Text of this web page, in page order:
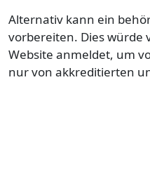
Alternativ kann ein
vorbereiten. Dies würde
Website anmeldet, um
nur von akkreditierten